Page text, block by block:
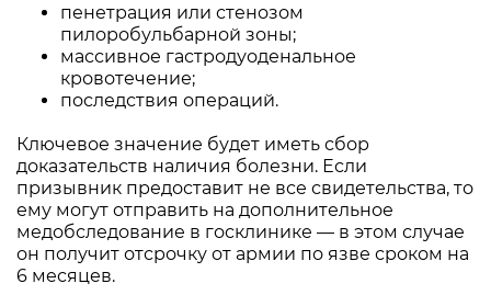
пенетрация или стенозом
пилоробульбарной зоны;
массивное гастродуоденальное
кровотечение;
последствия операций.
Ключевое значение будет иметь сбор
доказательств наличия болезни. Если
призывник предоставит не все свидетельства, то
ему могут отправить на дополнительное
медобследование в госклинике — в этом случае
он получит отсрочку от армии по язве сроком на
6 месяцев.